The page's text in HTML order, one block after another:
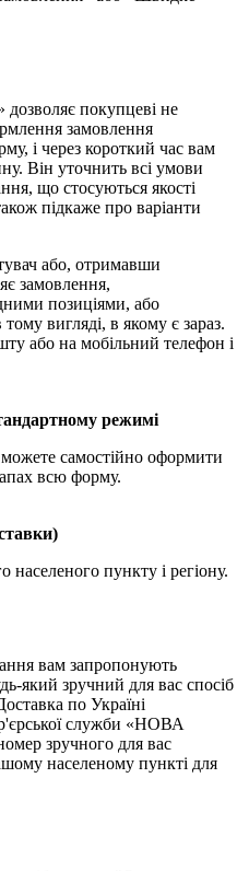
покупцеві не
замовлення
і через короткий час вам
Він уточнить всі умови
що стосуються якості
підкаже про варіанти
або, отримавши
замовлення,
позиціями, або
вигляді, в якому є зараз.
або на мобільний телефон і
режимі
самостійно оформити
всю форму.
населеного пункту і регіону.
вам запропонують
який зручний для вас спосіб
по Україні
служби «НОВА
зручного для вас
населеному пункті для